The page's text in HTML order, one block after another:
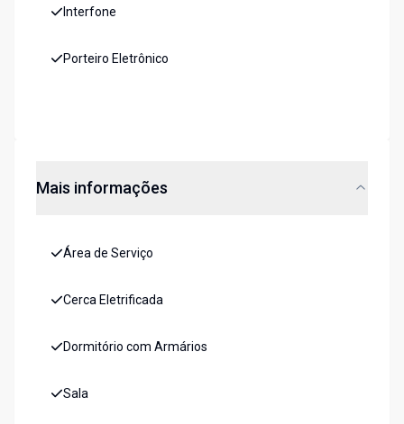
Interfone
Porteiro Eletrônico
Mais informações
Área de Serviço
Cerca Eletrificada
Dormitório com Armários
Sala